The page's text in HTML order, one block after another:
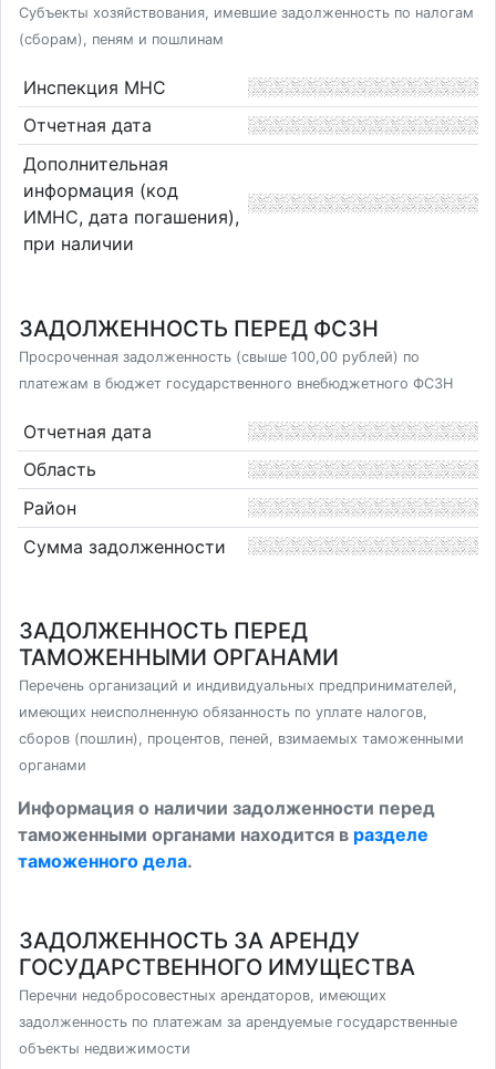
Субъекты хозяйствования, имевшие задолженность по налогам
(сборам), пеням и пошлинам
Инспекция МНС
Отчетная дата
Дополнительная
информация (код
ИМНС, дата погашения),
при наличии
ЗАДОЛЖЕННОСТЬ ПЕРЕД ФСЗН
Просроченная задолженность (свыше 100,00 рублей) по
платежам в бюджет государственного внебюджетного ФСЗН
Отчетная дата
Область
Район
Сумма задолженности
ЗАДОЛЖЕННОСТЬ ПЕРЕД
ТАМОЖЕННЫМИ ОРГАНАМИ
Перечень организаций и индивидуальных предпринимателей,
имеющих неисполненную обязанность по уплате налогов,
сборов (пошлин), процентов, пеней, взимаемых таможенными
органами
Информация о наличии задолженности перед
таможенными органами находится в разделе
таможенного дела.
ЗАДОЛЖЕННОСТЬ ЗА АРЕНДУ
ГОСУДАРСТВЕННОГО ИМУЩЕСТВА
Перечни недобросовестных арендаторов, имеющих
задолженность по платежам за арендуемые государственные
объекты недвижимости